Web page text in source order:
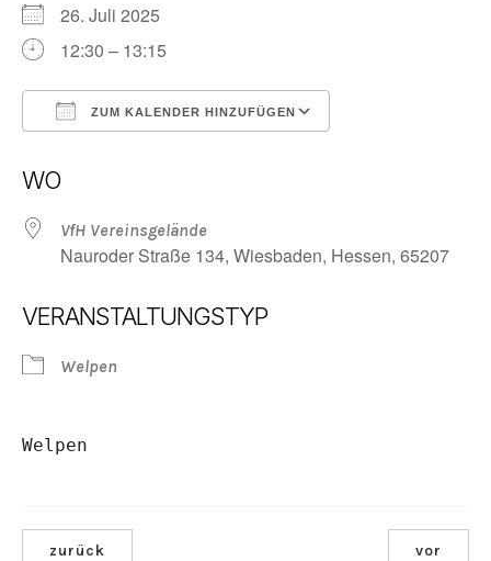
26. Juli 2025
12:30 – 13:15
ZUM KALENDER HINZUFÜGEN
WO
VfH Vereinsgelände
Nauroder Straße 134, Wiesbaden, Hessen, 65207
VERANSTALTUNGSTYP
Welpen
Welpen
zurück vor